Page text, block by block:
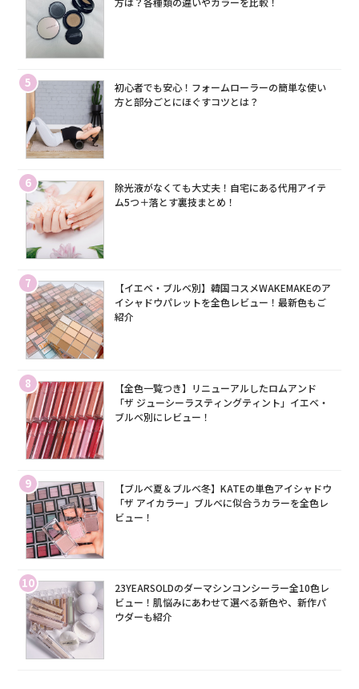
5
初心者でも安心！フォームローラーの簡単な使い
方と部分ごとにほぐすコツとは？
6
除光液がなくても大丈夫！自宅にある代用アイテ
ム5つ＋落とす裏技まとめ！
7
【イエベ・ブルベ別】韓国コスメWAKEMAKEのア
イシャドウパレットを全色レビュー！最新色もご
紹介
8
【全色一覧つき】リニューアルしたロムアンド
「ザ ジューシーラスティングティント」イエベ・
ブルベ別にレビュー！
9
【ブルベ夏＆ブルベ冬】KATEの単色アイシャドウ
「ザ アイカラー」ブルベに似合うカラーを全色レ
ビュー！
10
23YEARSOLDのダーマシンコンシーラー全10色レ
ビュー！肌悩みにあわせて選べる新色や、新作パ
ウダーも紹介